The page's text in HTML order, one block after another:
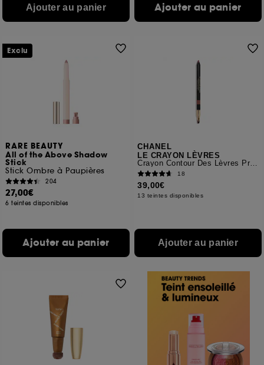
Ajouter au panier Ajouter au panier
RARE BEAUTY
All of the Above Shadow
Stick
Stick Ombre à Paupières
204
27,00€
6 teintes disponibles
Ajouter au panier
Exclu
CHANEL
LE CRAYON LÈVRES
Crayon Contour Des Lèvres Précision
18
39,00€
13 teintes disponibles
Ajouter au panier